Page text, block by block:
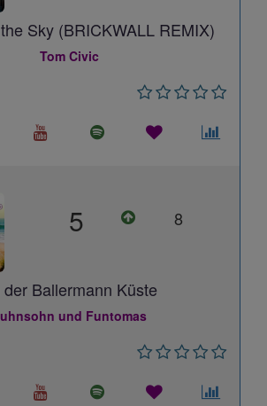
Sky (BRICKWALL REMIX)
Tom Civic
5 8
der Ballermann Küste
und Funtomas